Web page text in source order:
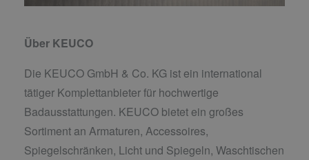
Über KEUCO
Die KEUCO GmbH & Co. KG ist ein international
tätiger Komplettanbieter für hochwertige
Badausstattungen. KEUCO bietet ein großes
Sortiment an Armaturen, Accessoires,
Spiegelschränken, Licht und Spiegeln, Waschtischen